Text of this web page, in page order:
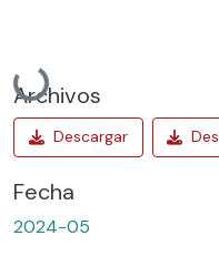
Cargando...
Archivos
Fecha
2024-05